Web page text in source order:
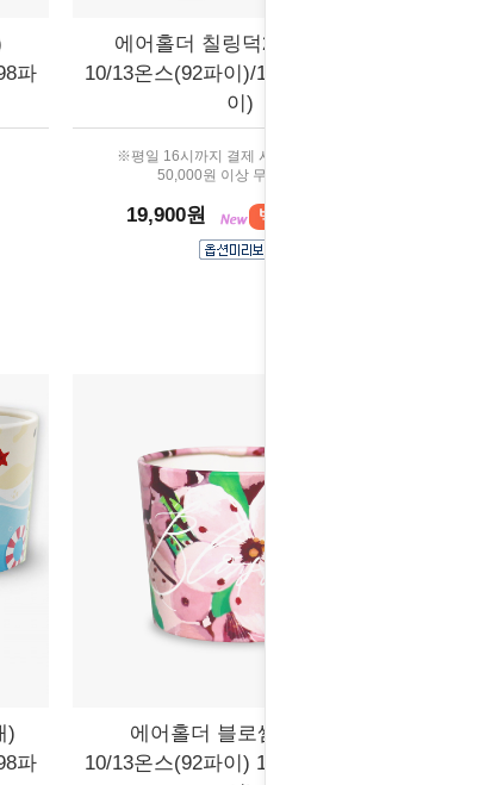
파
에어홀더 칠링덕2종 (500개)
10/13온스(92파이)/12/16온스(98파
이)
※평일 16시까지 결제 시 당일 출고※
50,000원 이상 무료배송
19,900원
)
파
에어홀더 블로썸 (500개)
10/13온스(92파이) 12/16온스(98파